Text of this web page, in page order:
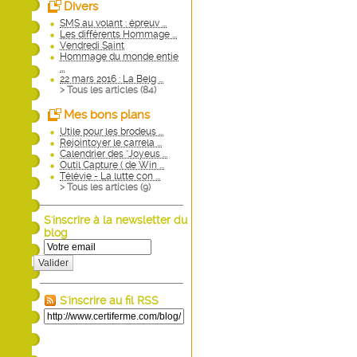
Divers
SMS au volant : épreuv ...
Les différents Hommage ...
Vendredi Saint
Hommage du monde entie
...
22 mars 2016 : La Belg ...
> Tous les articles (84)
Mes bons plans
Utile pour les brodeus ...
Rejointoyer le carrela ...
Calendrier des "Joyeus ...
Outil Capture ( de Win ...
Télévie - La lutte con ...
> Tous les articles (9)
S'inscrire à la newsletter du
blog
Valider
S'inscrire au fil RSS